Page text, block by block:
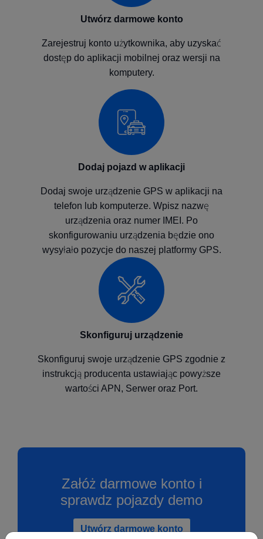
Utwórz darmowe konto
Zarejestruj konto użytkownika, aby uzyskać
dostęp do aplikacji mobilnej oraz wersji na
komputery.
Dodaj pojazd w aplikacji
Dodaj swoje urządzenie GPS w aplikacji na
telefon lub komputerze. Wpisz nazwę
urządzenia oraz numer IMEI. Po
skonfigurowaniu urządzenia będzie ono
wysyłało pozycje do naszej platformy GPS.
Skonfiguruj urządzenie
Skonfiguruj swoje urządzenie GPS zgodnie z
instrukcją producenta ustawiając powyższe
wartości APN, Serwer oraz Port.
Załóż darmowe konto i
sprawdz pojazdy demo
Utwórz darmowe konto